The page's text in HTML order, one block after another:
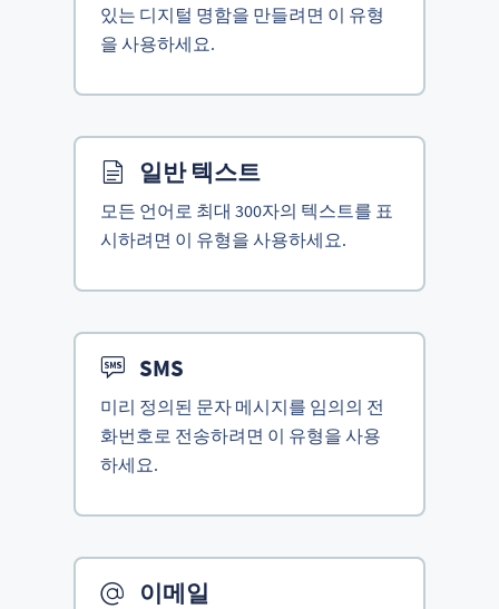
있는 디지털 명함을 만들려면 이 유형
을 사용하세요.
일반 텍스트
모든 언어로 최대 300자의 텍스트를 표
시하려면 이 유형을 사용하세요.
SMS
미리 정의된 문자 메시지를 임의의 전
화번호로 전송하려면 이 유형을 사용
하세요.
이메일